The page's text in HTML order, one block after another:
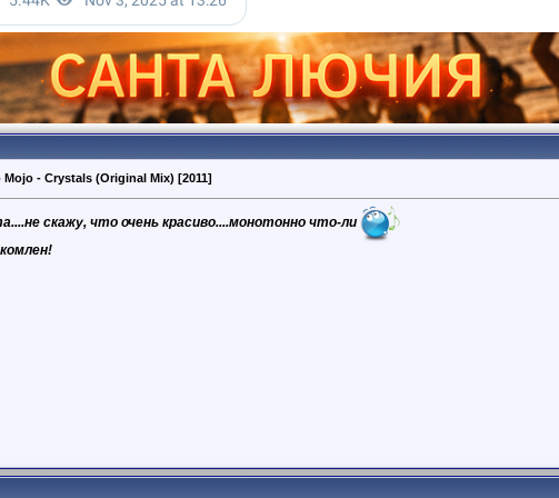
Mojo - Crystals (Original Mix) [2011]
скажу, что очень красиво....монотонно что-ли